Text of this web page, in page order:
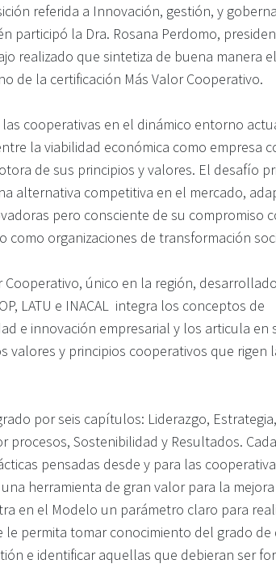
referida a Innovación, gestión, y
participó la Dra. Rosana Perdomo,
realizado que sintetiza de buena manera
de la certificación Más Valor Cooperativo.
cooperativas en el dinámico entorno
la viabilidad económica como empresa
de sus principios y valores. El desafío
alternativa competitiva en el mercado,
pero consciente de su compromiso
como organizaciones de transformación
Cooperativo, único en la región,
LATU e INACAL integra los conceptos de
e innovación empresarial y los articula en
valores y principios cooperativos que rigen
por seis capítulos: Liderazgo,
procesos, Sostenibilidad y Resultados.
pensadas desde y para las
herramienta de gran valor para la
en el Modelo un parámetro claro para
le permita tomar conocimiento del grado
e identificar aquellas que debieran ser